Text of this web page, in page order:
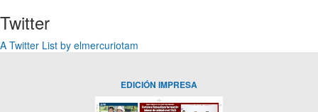
Twitter
A Twitter List by elmercuriotam
EDICIÓN IMPRESA